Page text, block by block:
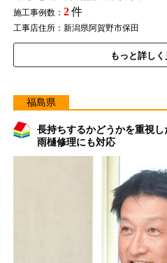
施工事例数： 2件
工事店住所：新潟県阿賀野市保田
もっと詳しく
福島県
長持ちするかどうかを重視し
雨樋修理にも対応